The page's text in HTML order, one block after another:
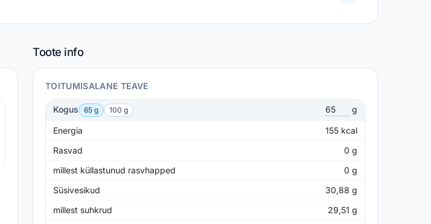
Toote info
TOITUMISALANE TEAVE
Kogus 65 g 100 g g
Energia 155 kcal
Rasvad
0 g
millest küllastunud rasvhapped
0 g
Süsivesikud
30,88 g
millest suhkrud
29,51 g